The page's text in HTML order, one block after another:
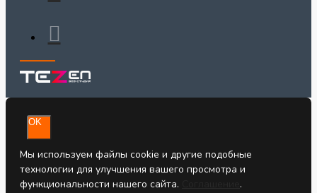
OK
Мы используем файлы cookie и другие подобные
технологии для улучшения вашего просмотра и
функциональности нашего сайта.
.